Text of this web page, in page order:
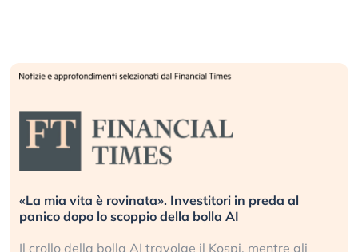
«La mia vita è rovinata». Investitori in preda al
panico dopo lo scoppio della bolla AI
Il crollo della bolla AI travolge il Kospi, mentre gli